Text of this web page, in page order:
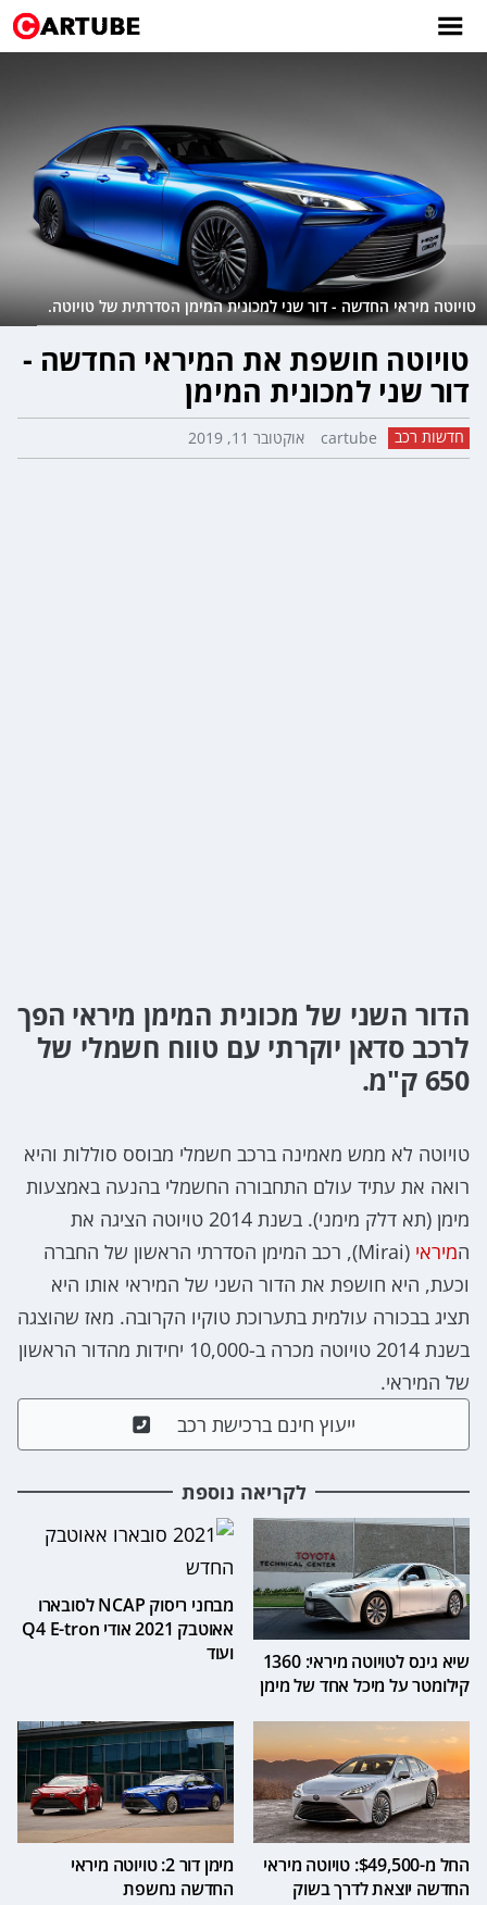
טויוטה מיראי החדשה - דור שני למכונית המימן הסדרתית של טויוטה.
טויוטה חושפת את המיראי החדשה -
דור שני למכונית המימן
חדשות רכב cartube אוקטובר 11, 2019
הדור השני של מכונית המימן מיראי הפך
לרכב סדאן יוקרתי עם טווח חשמלי של
650 ק"מ.
טויוטה לא ממש מאמינה ברכב חשמלי מבוסס סוללות והיא
רואה את עתיד עולם התחבורה החשמלי בהנעה באמצעות
מימן (תא דלק מימני). בשנת 2014 טויוטה הציגה את
המיראי
(Mirai), רכב המימן הסדרתי הראשון של החברה
וכעת, היא חושפת את הדור השני של המיראי אותו היא
תציג בבכורה עולמית בתערוכת טוקיו הקרובה. מאז שהוצגה
בשנת 2014 טויוטה מכרה ב-10,000 יחידות מהדור הראשון
של המיראי.
ייעוץ חינם ברכישת רכב
לקריאה נוספת
שיא גינס לטויוטה מיראי: 1360
קילומטר על מיכל אחד של מימן
מבחני ריסוק NCAP לסובארו
אאוטבק 2021 אודי Q4 E-tron
ועוד
החל מ-$49,500: טויוטה מיראי
החדשה יוצאת לדרך בשוק
מימן דור 2: טויוטה מיראי
החדשה נחשפת